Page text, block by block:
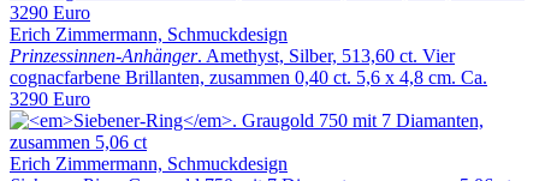
Erich Zimmermann, Schmuckdesign
Prinzessinnen-Anhänger. Amethyst, Silber, 513,60 ct. Vier
cognacfarbene Brillanten, zusammen 0,40 ct. 5,6 x 4,8 cm. Ca.
3290 Euro
Erich Zimmermann, Schmuckdesign